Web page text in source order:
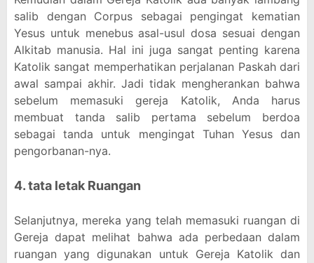
salib dengan Corpus sebagai pengingat kematian
Yesus untuk menebus asal-usul dosa sesuai dengan
Alkitab manusia. Hal ini juga sangat penting karena
Katolik sangat memperhatikan perjalanan Paskah dari
awal sampai akhir. Jadi tidak mengherankan bahwa
sebelum memasuki gereja Katolik, Anda harus
membuat tanda salib pertama sebelum berdoa
sebagai tanda untuk mengingat Tuhan Yesus dan
pengorbanan-nya.
4. tata letak Ruangan
Selanjutnya, mereka yang telah memasuki ruangan di
Gereja dapat melihat bahwa ada perbedaan dalam
ruangan yang digunakan untuk Gereja Katolik dan